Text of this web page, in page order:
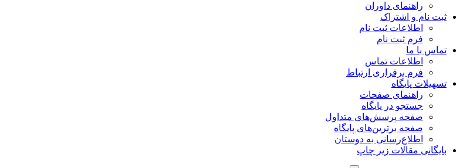
راهنمای داوران
ثبت نام و اشتراک
اطلاعات ثبت نام
فرم ثبت نام
تماس با ما
اطلاعات تماس
فرم برقراری ارتباط
تسهیلات پایگاه
راهنمای صفحات
جستجو در پایگاه
صفحه پرسش‌های متداول
صفحه برترین‌های پایگاه
اطلاع‌رسانی به دوستان
بایگانی مقالات زیر چاپ